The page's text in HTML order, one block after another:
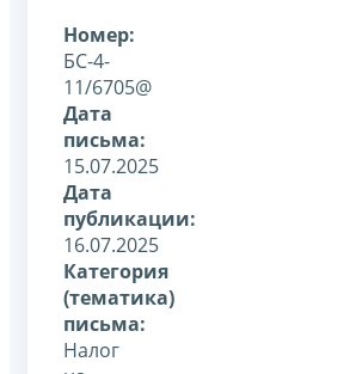
Номер:
БС-4-
11/6705@
Дата
письма:
15.07.2025
Дата
публикации:
16.07.2025
Категория
(тематика)
письма:
Налог